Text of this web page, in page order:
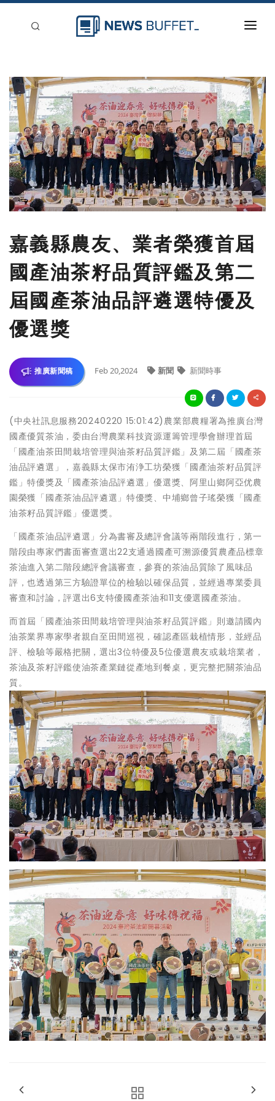
新聞稿分類
登入
刊登
嘉義縣農友、業者榮獲首屆
國產油茶籽品質評鑑及第二
屆國產茶油品評遴選特優及
優選獎
推廣新聞稿 Feb 20,2024 新聞 新聞時事
(中央社訊息服務20240220 15:01:42)農業部農糧署為推廣台灣
國產優質茶油，委由台灣農業科技資源運籌管理學會辦理首屆
「國產油茶田間栽培管理與油茶籽品質評鑑」及第二屆「國產茶
油品評遴選」，嘉義縣太保市洧浄工坊榮獲「國產油茶籽品質評
鑑」特優獎及「國產茶油品評遴選」優選獎、阿里山鄉阿亞优農
園榮獲「國產茶油品評遴選」特優獎、中埔鄉曾子瑤榮獲「國產
油茶籽品質評鑑」優選獎。
「國產茶油品評遴選」分為書審及總評會議等兩階段進行，第一
階段由專家們書面審查選出22支通過國產可溯源優質農產品標章
茶油進入第二階段總評會議審查，參賽的茶油品質除了風味品
評，也透過第三方驗證單位的檢驗以確保品質，並經過專業委員
審查和討論，評選出6支特優國產茶油和11支優選國產茶油。
而首屆「國產油茶田間栽培管理與油茶籽品質評鑑」則邀請國內
油茶業界專家學者親自至田間巡視，確認產區栽植情形，並經品
評、檢驗等嚴格把關，選出3位特優及5位優選農友或栽培業者，
茶油及茶籽評鑑使油茶產業鏈從產地到餐桌，更完整把關茶油品
質。